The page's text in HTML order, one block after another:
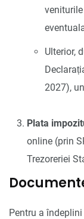
Ulterior,
2027),
Plata
online (prin
Trezoreriei
Pentru a